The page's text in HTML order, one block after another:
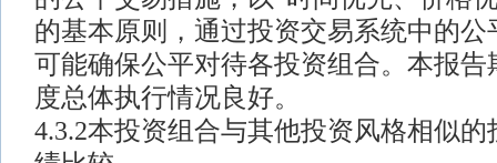
的基本原则，通过投资交易系统中的公
可能确保公平对待各投资组合。本报告
度总体执行情况良好。
4.3.2本投资组合与其他投资风格相似